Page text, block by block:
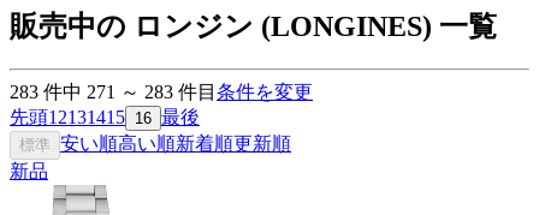
販売中の ロンジン (LONGINES) 一覧
283 件中 271 ～ 283 件目 条件を変更
先頭12131415 16 最後
標準 安い順高い順新着順更新順
新品